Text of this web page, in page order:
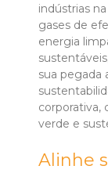
indústrias
gases de
energia
sua pegada
corporativa,
verde e
Alinhe